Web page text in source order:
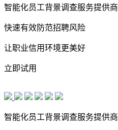
智能化员工背景调查服务提供商
快速有效防范招聘风险
让职业信用环境更美好
立即试用
智能化员工背景调查服务提供商